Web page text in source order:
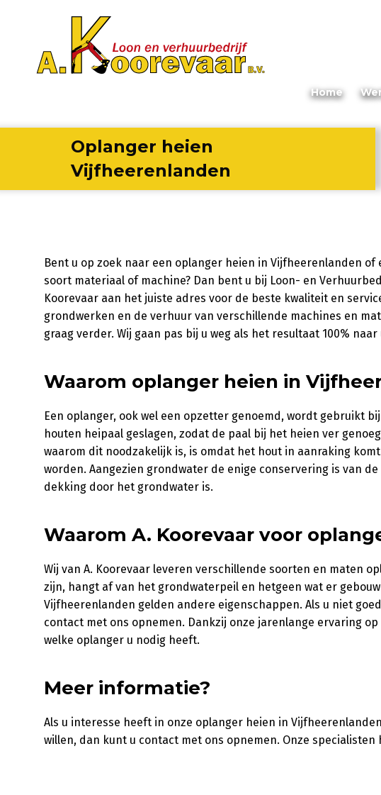
Home
Oplanger heien
Vijfheerenlanden
Bent u op zoek naar een oplanger heien in Vijfheerenlanden of
soort materiaal of machine? Dan bent u bij Loon- en
Koorevaar aan het juiste adres voor de beste kwaliteit en
grondwerken en de verhuur van verschillende machines en
graag verder. Wij gaan pas bij u weg als het resultaat 100%
Waarom oplanger heien in
Een oplanger, ook wel een opzetter genoemd, wordt gebruikt
houten heipaal geslagen, zodat de paal bij het heien ver
waarom dit noodzakelijk is, is omdat het hout in aanraking
worden. Aangezien grondwater de enige conservering is van
dekking door het grondwater is.
Waarom A. Koorevaar voor
Wij van A. Koorevaar leveren verschillende soorten en maten
zijn, hangt af van het grondwaterpeil en hetgeen wat er
Vijfheerenlanden gelden andere eigenschappen. Als u niet
contact met ons opnemen. Dankzij onze jarenlange ervaring
welke oplanger u nodig heeft.
Meer informatie?
Als u interesse heeft in onze oplanger heien in
willen, dan kunt u contact met ons opnemen. Onze specialisten